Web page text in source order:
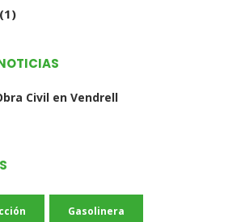
(1)
Civil en Vendrell
Gasolinera